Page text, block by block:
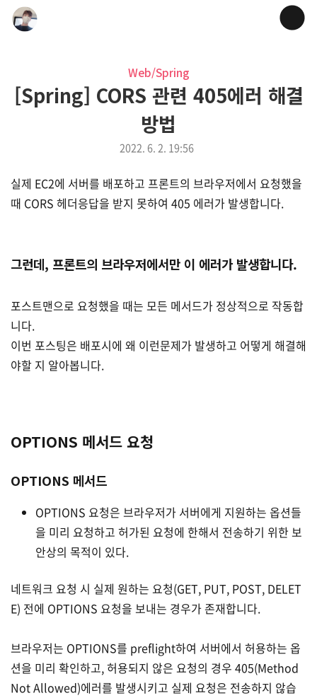
Web/Spring
[Spring] CORS 관련 405에러 해결
방법
2022. 6. 2. 19:56
실제 EC2에 서버를 배포하고 프론트의 브라우저에서 요청했을
때 CORS 헤더응답을 받지 못하여 405 에러가 발생합니다.
그런데, 프론트의 브라우저에서만 이 에러가 발생합니다.
포스트맨으로 요청했을 때는 모든 메서드가 정상적으로 작동합
니다.
이번 포스팅은 배포시에 왜 이런문제가 발생하고 어떻게 해결해
야할 지 알아봅니다.
OPTIONS 메서드 요청
OPTIONS 메서드
OPTIONS 요청은 브라우저가 서버에게 지원하는 옵션들
을 미리 요청하고 허가된 요청에 한해서 전송하기 위한 보
안상의 목적이 있다.
네트워크 요청 시 실제 원하는 요청(GET, PUT, POST, DELET
E) 전에 OPTIONS 요청을 보내는 경우가 존재합니다.
브라우저는 OPTIONS를 preflight하여 서버에서 허용하는 옵
션을 미리 확인하고, 허용되지 않은 요청의 경우 405(Method
Not Allowed)에러를 발생시키고 실제 요청은 전송하지 않습